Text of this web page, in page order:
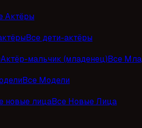
Актёры
Все дети-актёры
Актёр-мальчик (младенец)Все
Все Модели
новые лицаВсе Новые Лица